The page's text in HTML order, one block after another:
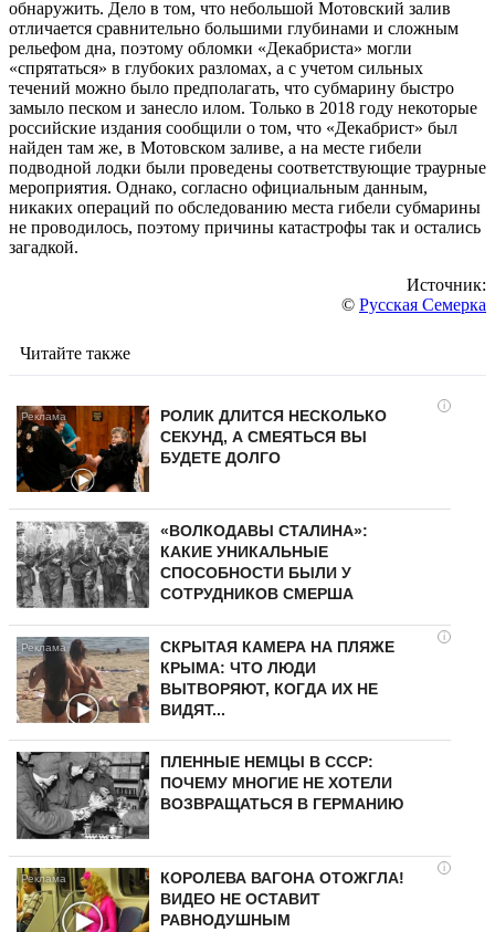
обнаружить. Дело в том, что небольшой Мотовский залив
отличается сравнительно большими глубинами и сложным
рельефом дна, поэтому обломки «Декабриста» могли
«спрятаться» в глубоких разломах, а с учетом сильных
течений можно было предполагать, что субмарину быстро
замыло песком и занесло илом. Только в 2018 году некоторые
российские издания сообщили о том, что «Декабрист» был
найден там же, в Мотовском заливе, а на месте гибели
подводной лодки были проведены соответствующие траурные
мероприятия. Однако, согласно официальным данным,
никаких операций по обследованию места гибели субмарины
не проводилось, поэтому причины катастрофы так и остались
загадкой.
Источник:
© Русская Семерка
Читайте также
i
РОЛИК ДЛИТСЯ НЕСКОЛЬКО
СЕКУНД, А СМЕЯТЬСЯ ВЫ
БУДЕТЕ ДОЛГО
«ВОЛКОДАВЫ СТАЛИНА»:
КАКИЕ УНИКАЛЬНЫЕ
СПОСОБНОСТИ БЫЛИ У
СОТРУДНИКОВ СМЕРША
i
СКРЫТАЯ КАМЕРА НА ПЛЯЖЕ
КРЫМА: ЧТО ЛЮДИ
ВЫТВОРЯЮТ, КОГДА ИХ НЕ
ВИДЯТ...
ПЛЕННЫЕ НЕМЦЫ В СССР:
ПОЧЕМУ МНОГИЕ НЕ ХОТЕЛИ
ВОЗВРАЩАТЬСЯ В ГЕРМАНИЮ
i
КОРОЛЕВА ВАГОНА ОТОЖГЛА!
ВИДЕО НЕ ОСТАВИТ
РАВНОДУШНЫМ